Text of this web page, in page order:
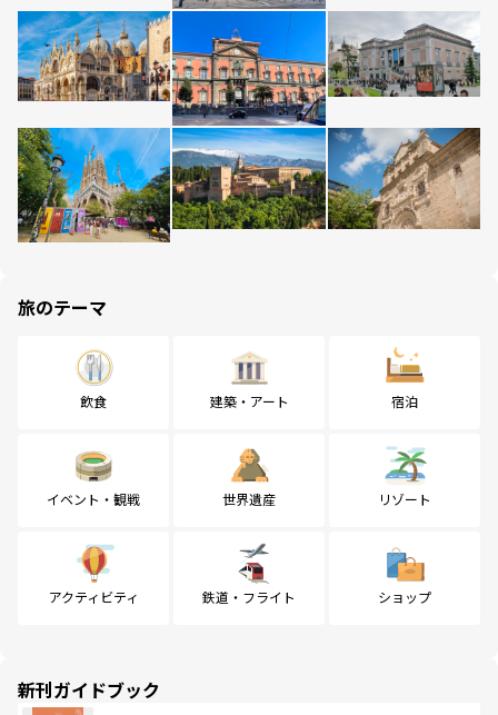
旅のテーマ
飲食 建築・アート 宿泊
イベント・観戦 世界遺産 リゾート
アクティビティ 鉄道・フライト ショップ
新刊ガイドブック